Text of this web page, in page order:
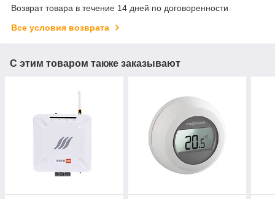
Возврат товара в течение 14 дней по договоренности
Все условия возврата
С этим товаром также заказывают